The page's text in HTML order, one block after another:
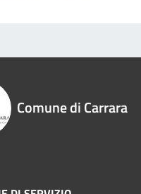
Comune di Carrara